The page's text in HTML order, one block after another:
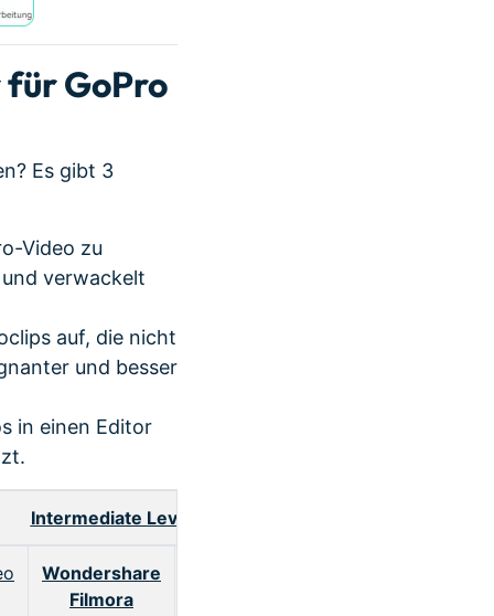
für GoPro
Es gibt 3
Video zu
verwackelt
auf, die nicht
und besser
in einen Editor
Intermediate Level
Wondershare
Filmora